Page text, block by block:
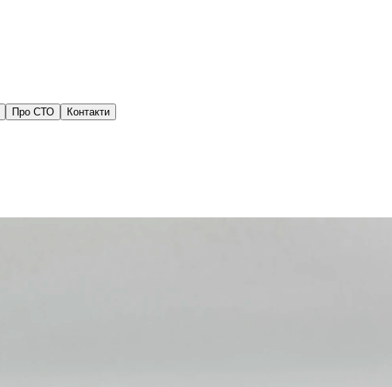
Про СТО Контакти